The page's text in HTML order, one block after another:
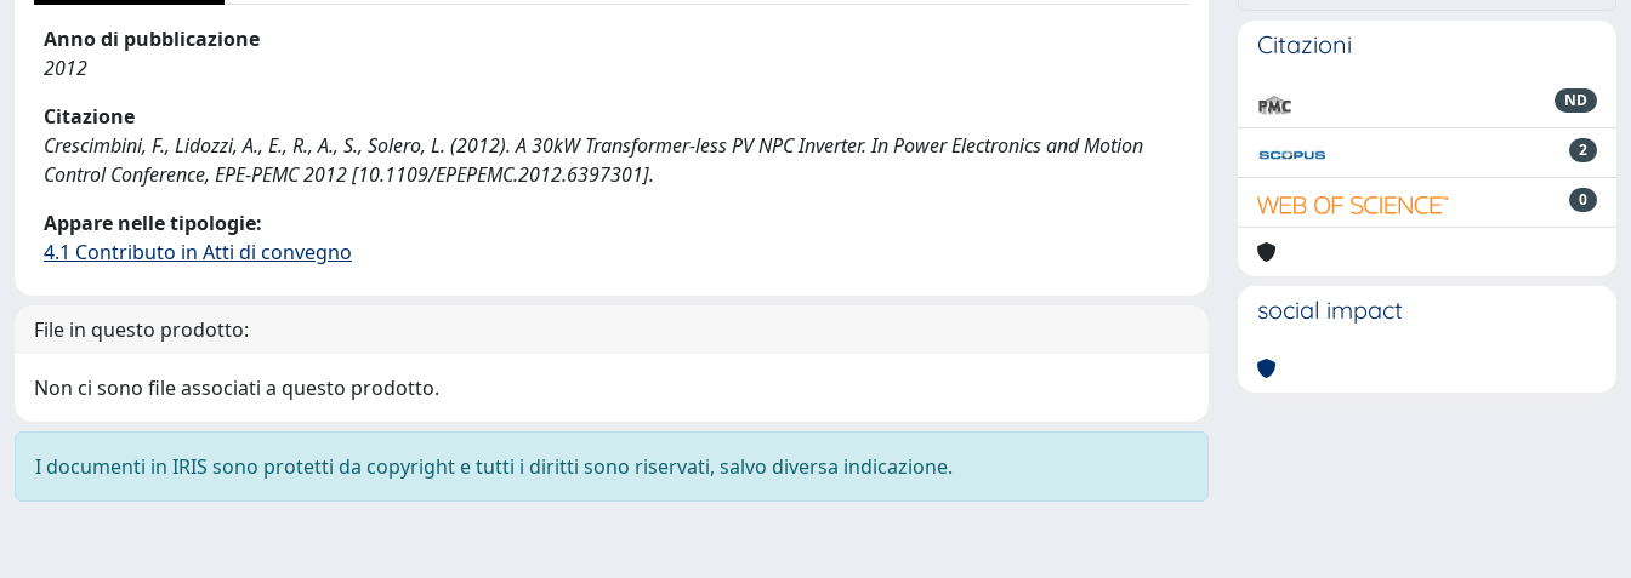
Anno di pubblicazione
2012
Citazione
Crescimbini, F., Lidozzi, A., E., R., A., S., Solero, L. (2012). A 30kW Transformer-less PV NPC Inverter. In Power Electronics and Motion
Control Conference, EPE-PEMC 2012 [10.1109/EPEPEMC.2012.6397301].
Appare nelle tipologie:
4.1 Contributo in Atti di convegno
File in questo prodotto:
Non ci sono file associati a questo prodotto.
I documenti in IRIS sono protetti da copyright e tutti i diritti sono riservati, salvo diversa indicazione.
Citazioni
ND
2
0
social impact